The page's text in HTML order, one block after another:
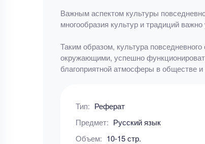
Важным аспектом культуры
многообразия культур и традиций
Таким образом, культура
окружающими, успешно
благоприятной атмосферы в обществе
Тип: Реферат
Предмет: Русский язык
Объем: 10-15 стр.